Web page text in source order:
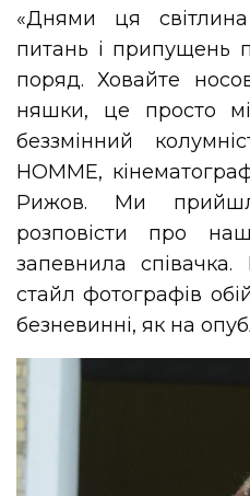
«Днями ця
питань і припущень
поряд. Ховайте
няшки, це просто
беззмінний
HOMME,
Рижов. Ми
розповісти про
запевнила
стайл фотографів
безневинні, як на